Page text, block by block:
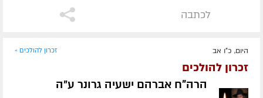
לכתבה
היום, כ"ו אב זכרון להולכים »
זכרון להולכים
הרה"ח אברהם ישעיה גרונר ע״ה